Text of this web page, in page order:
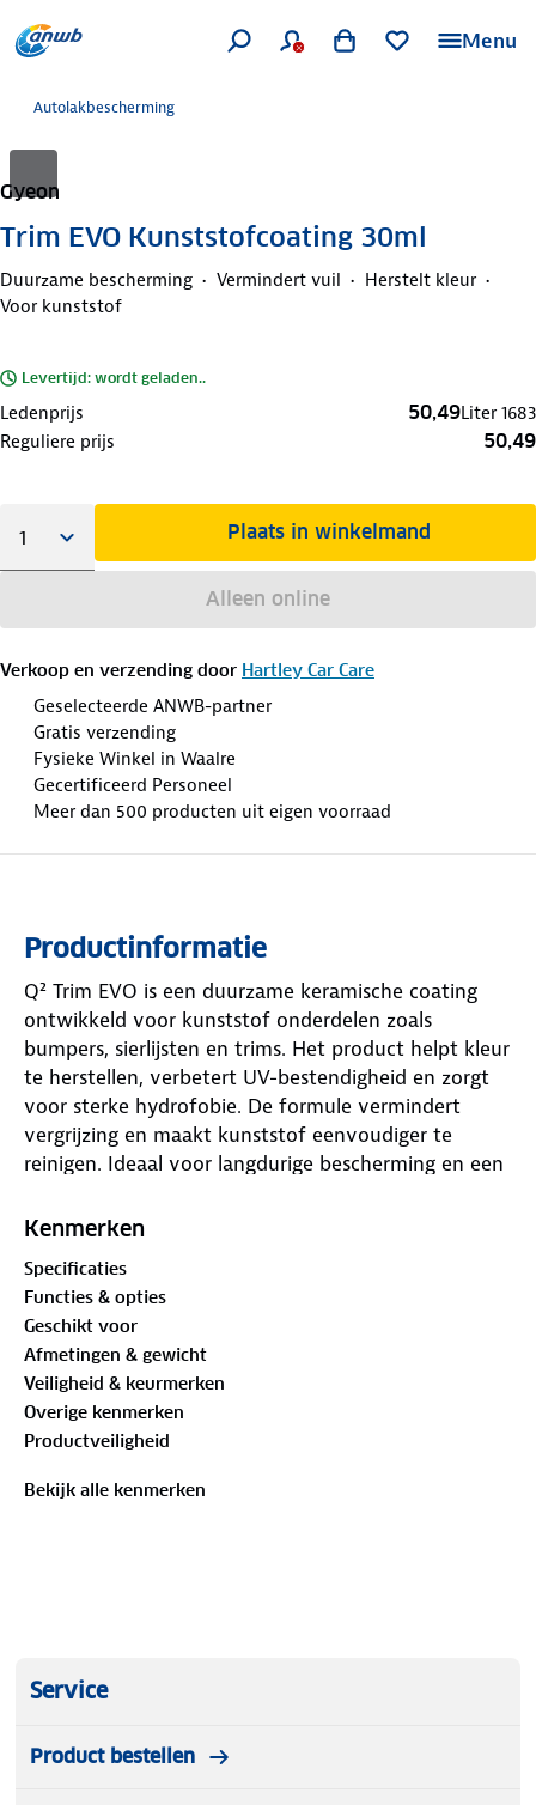
Menu
Autolakbescherming
Gyeon
Trim EVO Kunststofcoating 30ml
Duurzame bescherming Vermindert vuil
Herstelt kleur
Voor kunststof
Levertijd: wordt geladen..
Ledenprijs 50,49Liter 1683
Reguliere prijs
50,49
Plaats in winkelmand
Alleen online
Verkoop en verzending door Hartley Car Care
Geselecteerde ANWB-partner
Gratis verzending
Fysieke Winkel in Waalre
Gecertificeerd Personeel
Meer dan 500 producten uit eigen voorraad
Productinformatie
Q² Trim EVO is een duurzame keramische coating
ontwikkeld voor kunststof onderdelen zoals
bumpers, sierlijsten en trims. Het product helpt kleur
te herstellen, verbetert UV-bestendigheid en zorgt
voor sterke hydrofobie. De formule vermindert
vergrijzing en maakt kunststof eenvoudiger te
reinigen. Ideaal voor langdurige bescherming en een
Kenmerken
Specificaties
Functies & opties
Geschikt voor
Afmetingen & gewicht
Veiligheid & keurmerken
Overige kenmerken
Productveiligheid
Bekijk alle kenmerken
Service
Product bestellen